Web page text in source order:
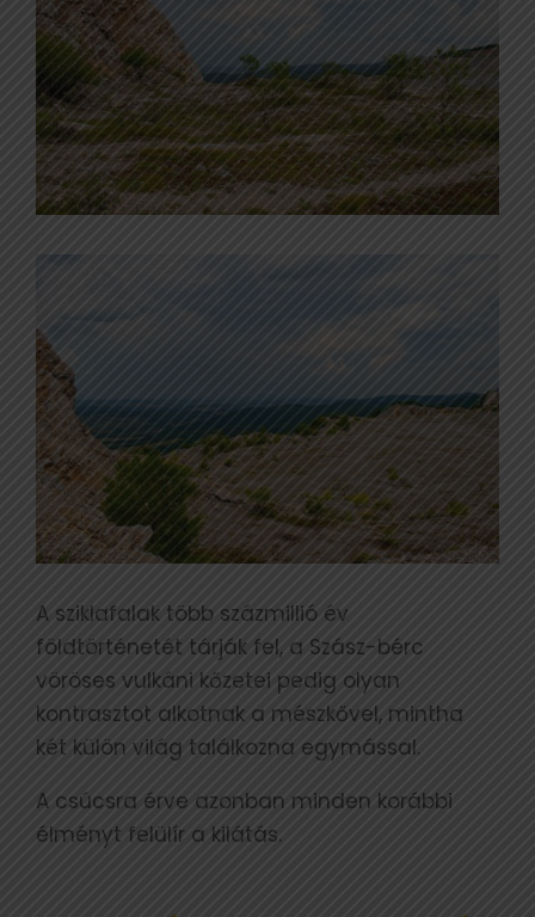
A sziklafalak több százmillió év
földtörténetét tárják fel, a Szász-bérc
vöröses vulkáni kőzetei pedig olyan
kontrasztot alkotnak a mészkővel, mintha
két külön világ találkozna egymással.
A csúcsra érve azonban minden korábbi
élményt felülír a kilátás.